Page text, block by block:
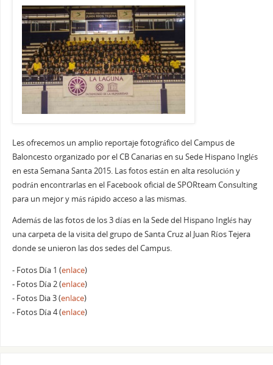
Les ofrecemos un amplio reportaje fotográfico del Campus de
Baloncesto organizado por el CB Canarias en su Sede Hispano Inglés
en esta Semana Santa 2015. Las fotos están en alta resolución y
podrán encontrarlas en el Facebook oficial de SPORteam Consulting
para un mejor y más rápido acceso a las mismas.
Además de las fotos de los 3 días en la Sede del Hispano Inglés hay
una carpeta de la visita del grupo de Santa Cruz al Juan Ríos Tejera
donde se unieron las dos sedes del Campus.
- Fotos Día 1 (enlace)
- Fotos Día 2 (enlace)
- Fotos Dia 3 (enlace)
- Fotos Día 4 (enlace)